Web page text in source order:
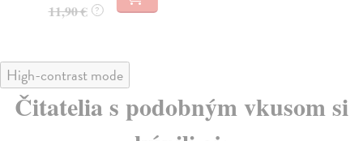
11,90 € ?
High-contrast mode
Čitatelia s podobným vkusom si